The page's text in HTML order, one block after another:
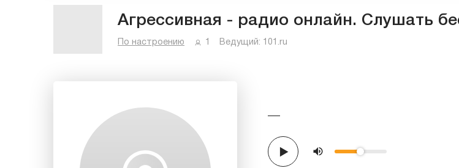
Агрессивная - радио онлайн. Слушать
По настроению Ведущий: 101.ru
—